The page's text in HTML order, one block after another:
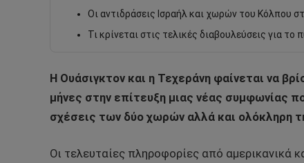
Οι αντιδράσεις Ισραήλ και χωρών του Κόλπου
Τι κρίνεται στις τελικές διαβουλεύσεις για
Η Ουάσιγκτον και η Τεχεράνη φαίνεται να
μήνες στην επίτευξη μιας νέας συμφωνίας
σχέσεις των δύο χωρών αλλά και ολόκληρη
Οι τελευταίες πληροφορίες από αμερικανικά